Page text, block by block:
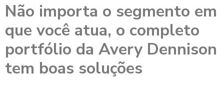
Não importa o segmento em
que você atua, o completo
portfólio da Avery Dennison
tem boas soluções